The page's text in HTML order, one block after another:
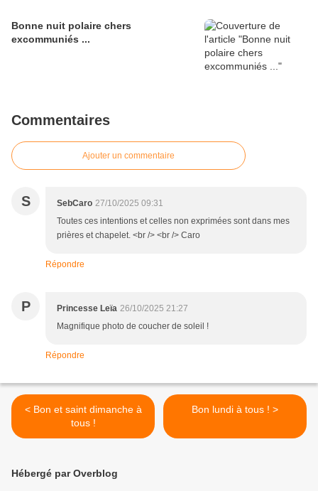
Bonne nuit polaire chers
excommuniés ...
Commentaires
Ajouter un commentaire
S SebCaro 27/10/2025 09:31
Toutes ces intentions et celles non exprimées sont dans mes
prières et chapelet. <br /> <br /> Caro
Répondre
P Princesse Leïa 26/10/2025 21:27
Magnifique photo de coucher de soleil !
Répondre
< Bon et saint dimanche à
tous !
Bon lundi à tous ! >
Hébergé par Overblog